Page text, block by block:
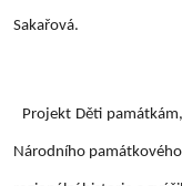
Sakařová.
Projekt Děti
Národního